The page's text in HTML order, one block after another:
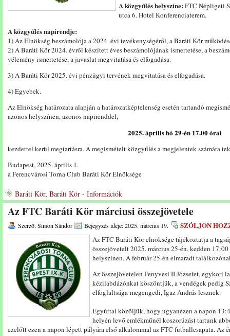
A közgyűlés helyszíne: FTC Népligeti
utca 6. Hotel Konferenciaterem.
A közgyűlés napirendje:
1) Az Elnökség beszámolója a 2024. évi tevékenységéről, a Baráti Kör
2) A Baráti Kör 2024. évről készített éves beszámolójának ismertetése, a
vélemény ismertetése, a javaslat megvitatása és elfogadása.
3) A Baráti Kör 2025. évi pénzügyi tervének megvitatása és elfogadása.
4) Egyebek.
Az Elnökség határozata alapján a határozatképtelenség esetén tartandó
azonos helyszínen, azonos napirenddel,
2025. április hó 29-én 17.00órai
kezdettel kerül megtartásra. A megismételt közgyűlés a megjelentek számára
Budapest, 2025. április 1.
a Ferencvárosi Torna Club Baráti Kör Elnöksége
Baráti Kör, Baráti Kör - Információk
Az FTC Baráti Kör márciusi összejövetele
Szerző: Simon Sándor Bejegyzés ideje: 2025. március 19. SZÓLJON
Az FTC Baráti Kör elnöksége tájékoztatja a
összejövetelt 2025. március 25-én, kedden
helyszínen. A február 25-én elmaradt
Az összejövetelen Fenyvesi II Józsefet, egykori
kézilabdázónkat köszöntjük, a vendégek pedig
elfoglaltsága megengedi, Igaz András lesznek.
Egyúttal közöljük, hogy ugyanezen a napon
helyén levő emlékműnél koszorúzást tartunk
ezelőtt ezen a napon lépett pályára első alkalommal az FTC futballcsapata. Az